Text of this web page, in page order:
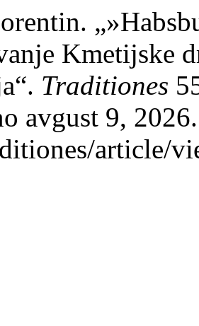
Kmetijske
Traditiones
avgust 9,
article/